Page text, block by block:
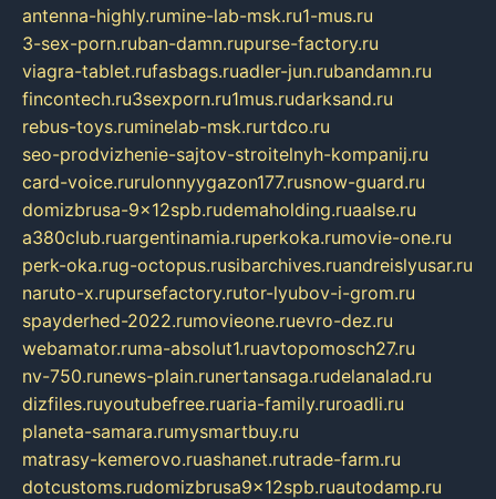
antenna-highly.rumine-lab-msk.ru1-mus.ru
3-sex-porn.ruban-damn.rupurse-factory.ru
viagra-tablet.rufasbags.ruadler-jun.rubandamn.ru
fincontech.ru3sexporn.ru1mus.rudarksand.ru
rebus-toys.ruminelab-msk.rurtdco.ru
seo-prodvizhenie-sajtov-stroitelnyh-kompanij.ru
card-voice.rurulonnyygazon177.rusnow-guard.ru
domizbrusa-9x12spb.rudemaholding.ruaalse.ru
a380club.ruargentinamia.ruperkoka.rumovie-one.ru
perk-oka.rug-octopus.rusibarchives.ruandreislyusar.ru
naruto-x.rupursefactory.rutor-lyubov-i-grom.ru
spayderhed-2022.rumovieone.ruevro-dez.ru
webamator.ruma-absolut1.ruavtopomosch27.ru
nv-750.runews-plain.runertansaga.rudelanalad.ru
dizfiles.ruyoutubefree.ruaria-family.ruroadli.ru
planeta-samara.rumysmartbuy.ru
matrasy-kemerovo.ruashanet.rutrade-farm.ru
dotcustoms.rudomizbrusa9x12spb.ruautodamp.ru